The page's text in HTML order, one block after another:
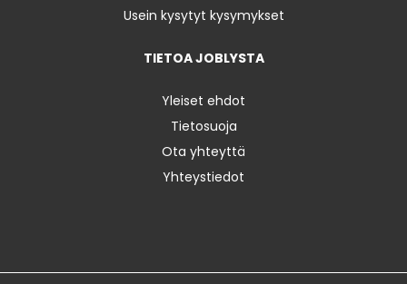
Usein kysytyt kysymykset
TIETOA JOBLYSTA
Yleiset ehdot
Tietosuoja
Ota yhteyttä
Yhteystiedot